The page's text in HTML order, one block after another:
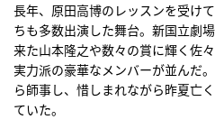
長年、原田高博のレッスンを受け
ちも多数出演した舞台。新国立劇
来た山本隆之や数々の賞に輝く佐
実力派の豪華なメンバーが並んだ
ら師事し、惜しまれながら昨夏亡
ていた。